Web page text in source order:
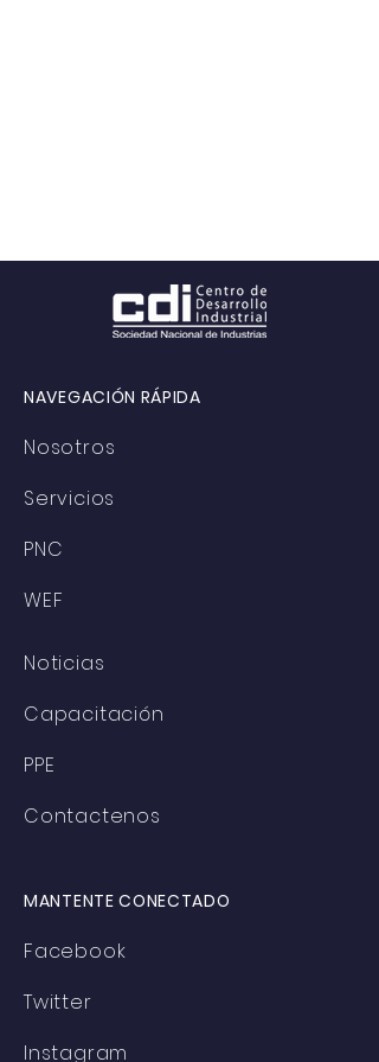
NAVEGACIÓN RÁPIDA
Nosotros
Servicios
PNC
WEF
Noticias
Capacitación
PPE
Contactenos
MANTENTE CONECTADO
Facebook
Twitter
Instagram